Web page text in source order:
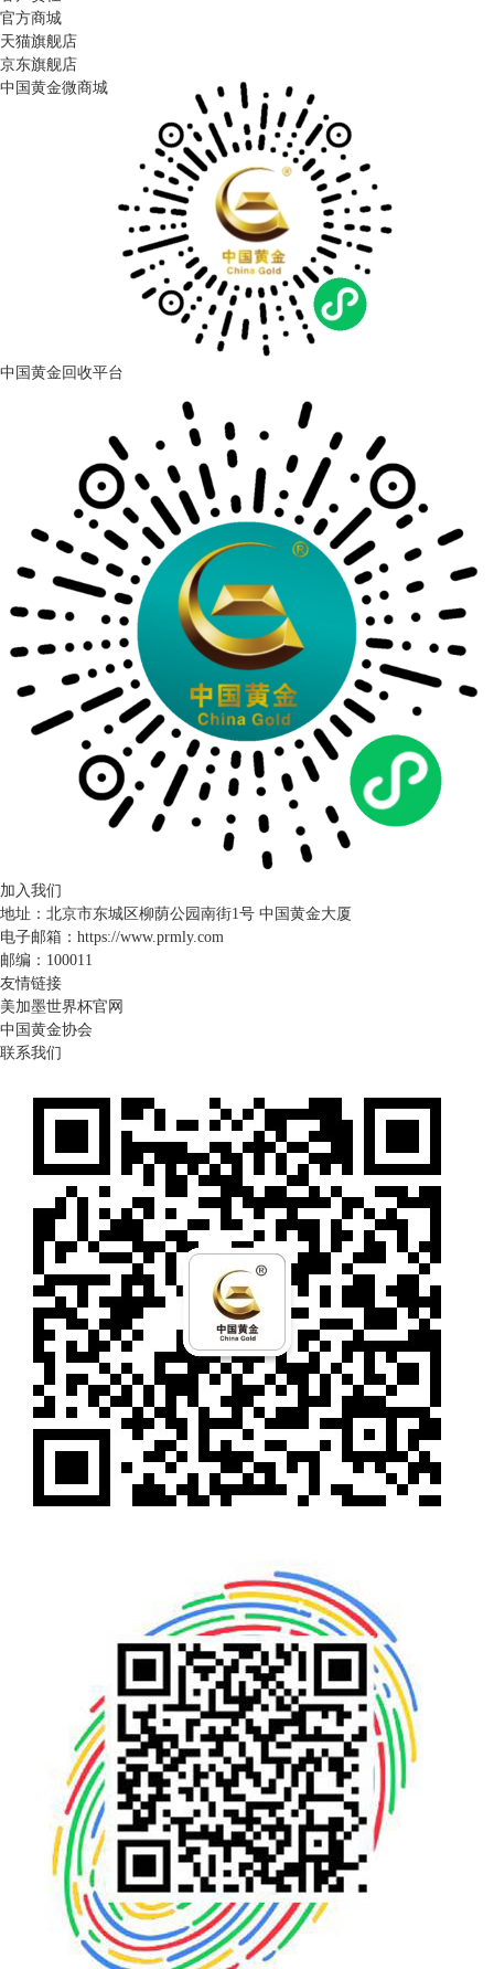
官方商城
天猫旗舰店
京东旗舰店
中国黄金微商城
中国黄金回收平台
加入我们
地址：北京市东城区柳荫公园南街1号 中国黄金大厦
电子邮箱：https://www.prmly.com
邮编：100011
友情链接
美加墨世界杯官网
中国黄金协会
联系我们